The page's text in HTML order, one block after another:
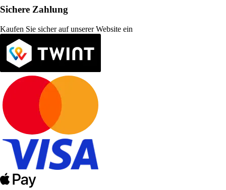
Sichere Zahlung
Kaufen Sie sicher auf unserer Website ein